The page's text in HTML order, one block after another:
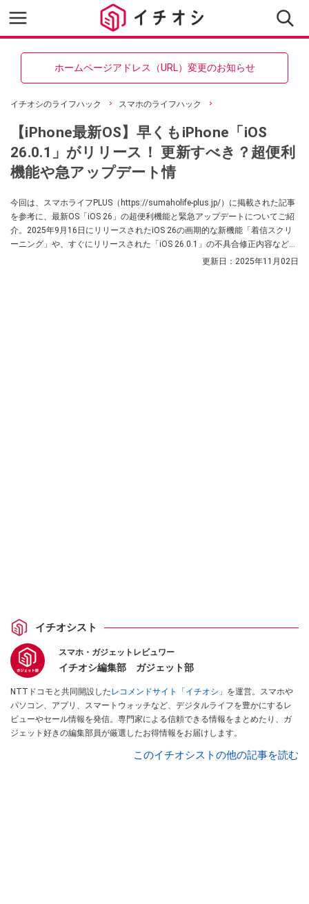
ホームページアドレス（URL）変更のお知らせ
イチオシのライフハック スマホのライフハック
【iPhone最新OS】早くもiPhone「iOS
26.0.1」がリリース！ 更新すべき？超便利
機能や急アップデート情
今回は、スマホライフPLUS（https://sumaholife-plus.jp/）に掲載された記事
を参考に、最新OS「iOS 26」の超便利機能と緊急アップデートについてご紹
介。2025年9月16日にリリースされたiOS 26の画期的な新機能「着信スクリ
ーニング」や、すぐにリリースされた「iOS 26.0.1」の不具合修正内容など、
iPhoneユーザーが知っておきたい情報を厳選しました。各項目の詳細はぜ
更新日： 2025年11月02日
イチオシスト
スマホ・ガジェットレビュワー
イチオシ編集部 ガジェット部
NTTドコモと共同開設したレコメンドサイト「イチオシ」 を運営。スマホや
パソコン、アプリ、スマートウォッチなど、デジタルライフを豊かにするレ
ビューやセール情報を発信。専門家による信頼できる情報をまとめたり、ガ
ジェット好きの編集部員が厳選したお得情報をお届けします。
このイチオシストの他の記事を読む